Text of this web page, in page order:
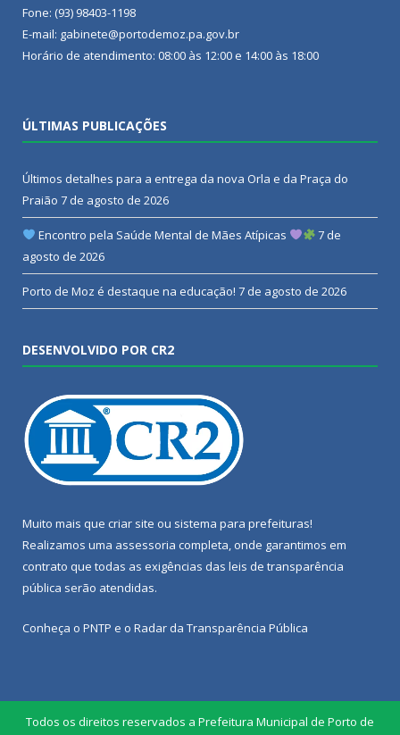
Fone: (93) 98403-1198
E-mail: gabinete@portodemoz.pa.gov.br
Horário de atendimento: 08:00 às 12:00 e 14:00 às 18:00
ÚLTIMAS PUBLICAÇÕES
Últimos detalhes para a entrega da nova Orla e da Praça do
Praião 7 de agosto de 2026
Encontro pela Saúde Mental de Mães Atípicas
7 de
agosto de 2026
Porto de Moz é destaque na educação! 7 de agosto de 2026
DESENVOLVIDO POR CR2
Muito mais que criar site ou sistema para prefeituras!
Realizamos uma assessoria completa, onde garantimos em
contrato que todas as exigências das leis de transparência
pública serão atendidas.
Conheça o PNTP e o Radar da Transparência Pública
Todos os direitos reservados a Prefeitura Municipal de Porto de